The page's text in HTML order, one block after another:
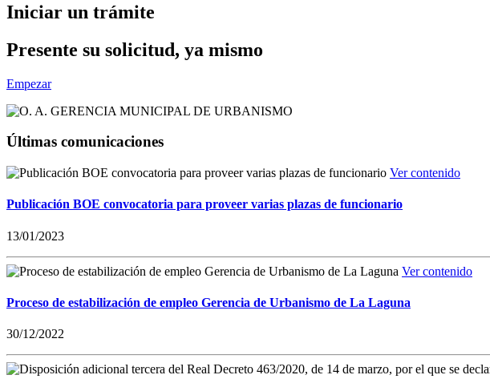
Iniciar un trámite
Presente su solicitud, ya mismo
Empezar
Últimas comunicaciones
Ver contenido
Publicación BOE convocatoria para proveer varias plazas de funcionario
13/01/2023
Ver contenido
Proceso de estabilización de empleo Gerencia de Urbanismo de La Laguna
30/12/2022